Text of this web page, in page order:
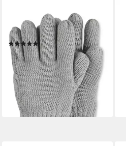
Fäustlinge Strick-
Fingerhandschuh (1-St)
(1)
11,99 € UVP24,99 €
-52%
lieferbar - in 3-4 Werktagen bei dir